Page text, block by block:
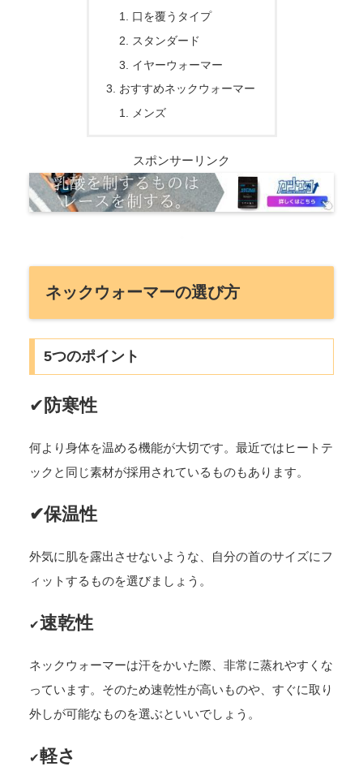
口を覆うタイプ
スタンダード
イヤーウォーマー
おすすめネックウォーマー
メンズ
スポンサーリンク
ネックウォーマーの選び方
5つのポイント
✔ 防寒性
何より身体を温める機能が大切です。最近ではヒートテ
ックと同じ素材が採用されているものもあります。
✔保温性
外気に肌を露出させないような、自分の首のサイズにフ
ィットするものを選びましょう。
✔速乾性
ネックウォーマーは汗をかいた際、非常に蒸れやすくな
っています。そのため速乾性が高いものや、すぐに取り
外しが可能なものを選ぶといいでしょう。
✔軽さ